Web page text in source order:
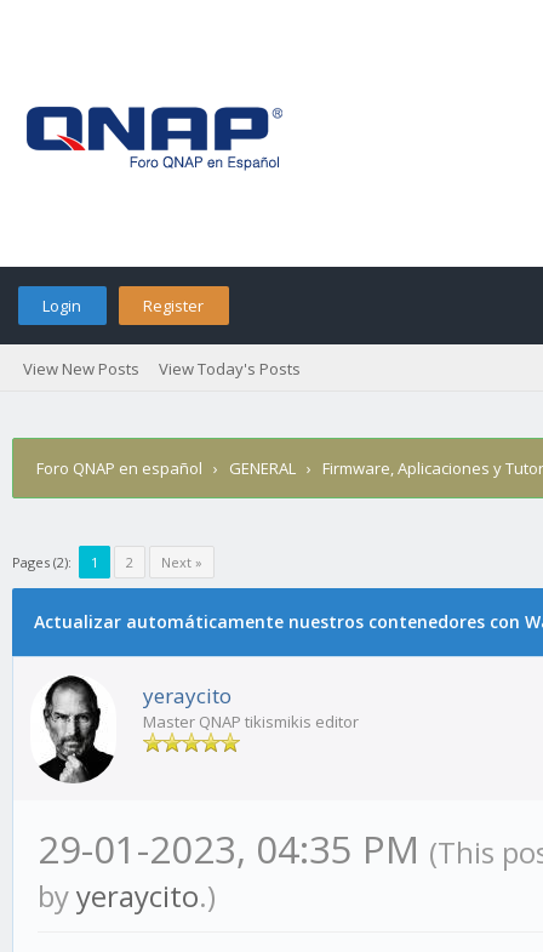
Login Register
View New Posts View Today's Posts
Foro QNAP en español › GENERAL › Firmware, Aplicaciones y
Pages (2): 1 2 Next »
Actualizar automáticamente nuestros contenedores con
yeraycito
Master QNAP tikismikis editor
29-01-2023, 04:35 PM (This
byyeraycito.)